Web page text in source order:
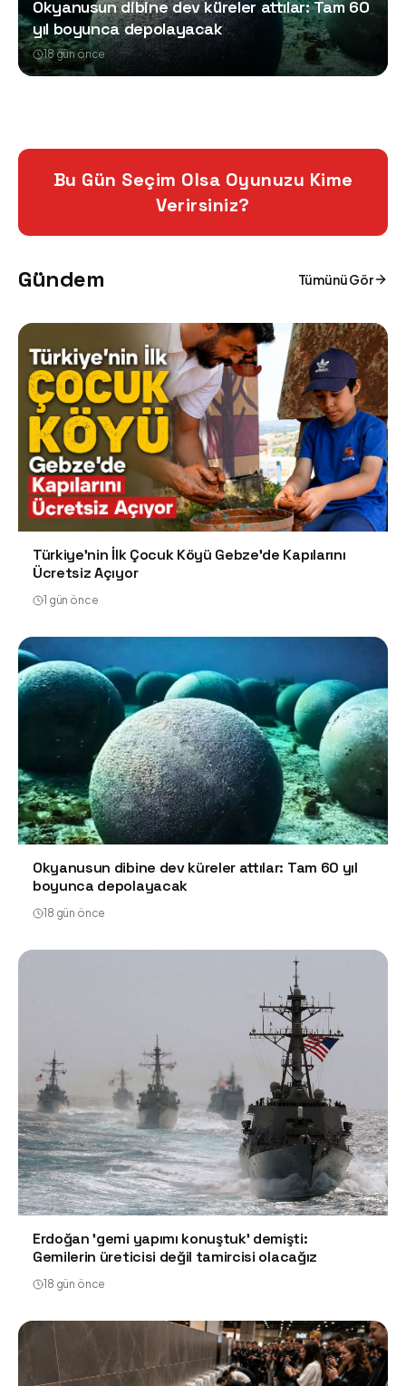
Okyanusun dibine dev küreler attılar: Tam 60
yıl boyunca depolayacak
18 gün önce
Bu Gün Seçim Olsa Oyunuzu Kime
Verirsiniz?
Gündem Tümünü Gör
Türkiye'nin İlk Çocuk Köyü Gebze'de Kapılarını
Ücretsiz Açıyor
1 gün önce
Okyanusun dibine dev küreler attılar: Tam 60 yıl
boyunca depolayacak
18 gün önce
Erdoğan 'gemi yapımı konuştuk' demişti:
Gemilerin üreticisi değil tamircisi olacağız
18 gün önce